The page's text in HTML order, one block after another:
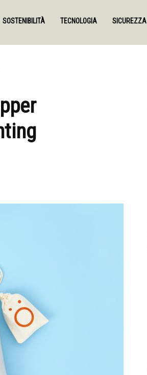
SOSTENIBILITÀ TECNOLOGIA SICUREZZA